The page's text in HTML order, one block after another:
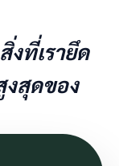
ที่เรายึด
สุดของ